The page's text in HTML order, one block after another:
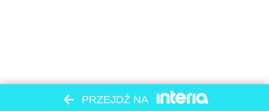
PRZEJDŹ NA